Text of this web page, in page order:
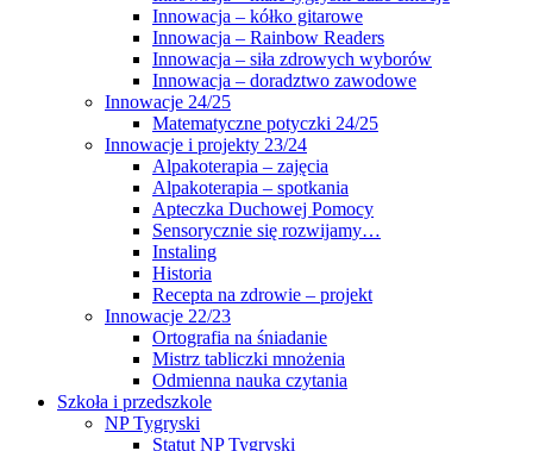
Innowacja – kółko gitarowe
Innowacja – Rainbow Readers
Innowacja – siła zdrowych wyborów
Innowacja – doradztwo zawodowe
Innowacje 24/25
Matematyczne potyczki 24/25
Innowacje i projekty 23/24
Alpakoterapia – zajęcia
Alpakoterapia – spotkania
Apteczka Duchowej Pomocy
Sensorycznie się rozwijamy…
Instaling
Historia
Recepta na zdrowie – projekt
Innowacje 22/23
Ortografia na śniadanie
Mistrz tabliczki mnożenia
Odmienna nauka czytania
Szkoła i przedszkole
NP Tygryski
Statut NP Tygryski